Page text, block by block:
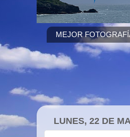
MEJOR
LUNES, 22 DE